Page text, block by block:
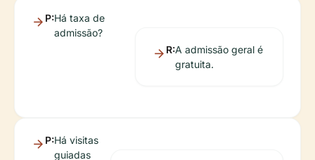
P:Há taxa de
admissão?
R:A admissão geral é
gratuita.
P:Há visitas
guiadas